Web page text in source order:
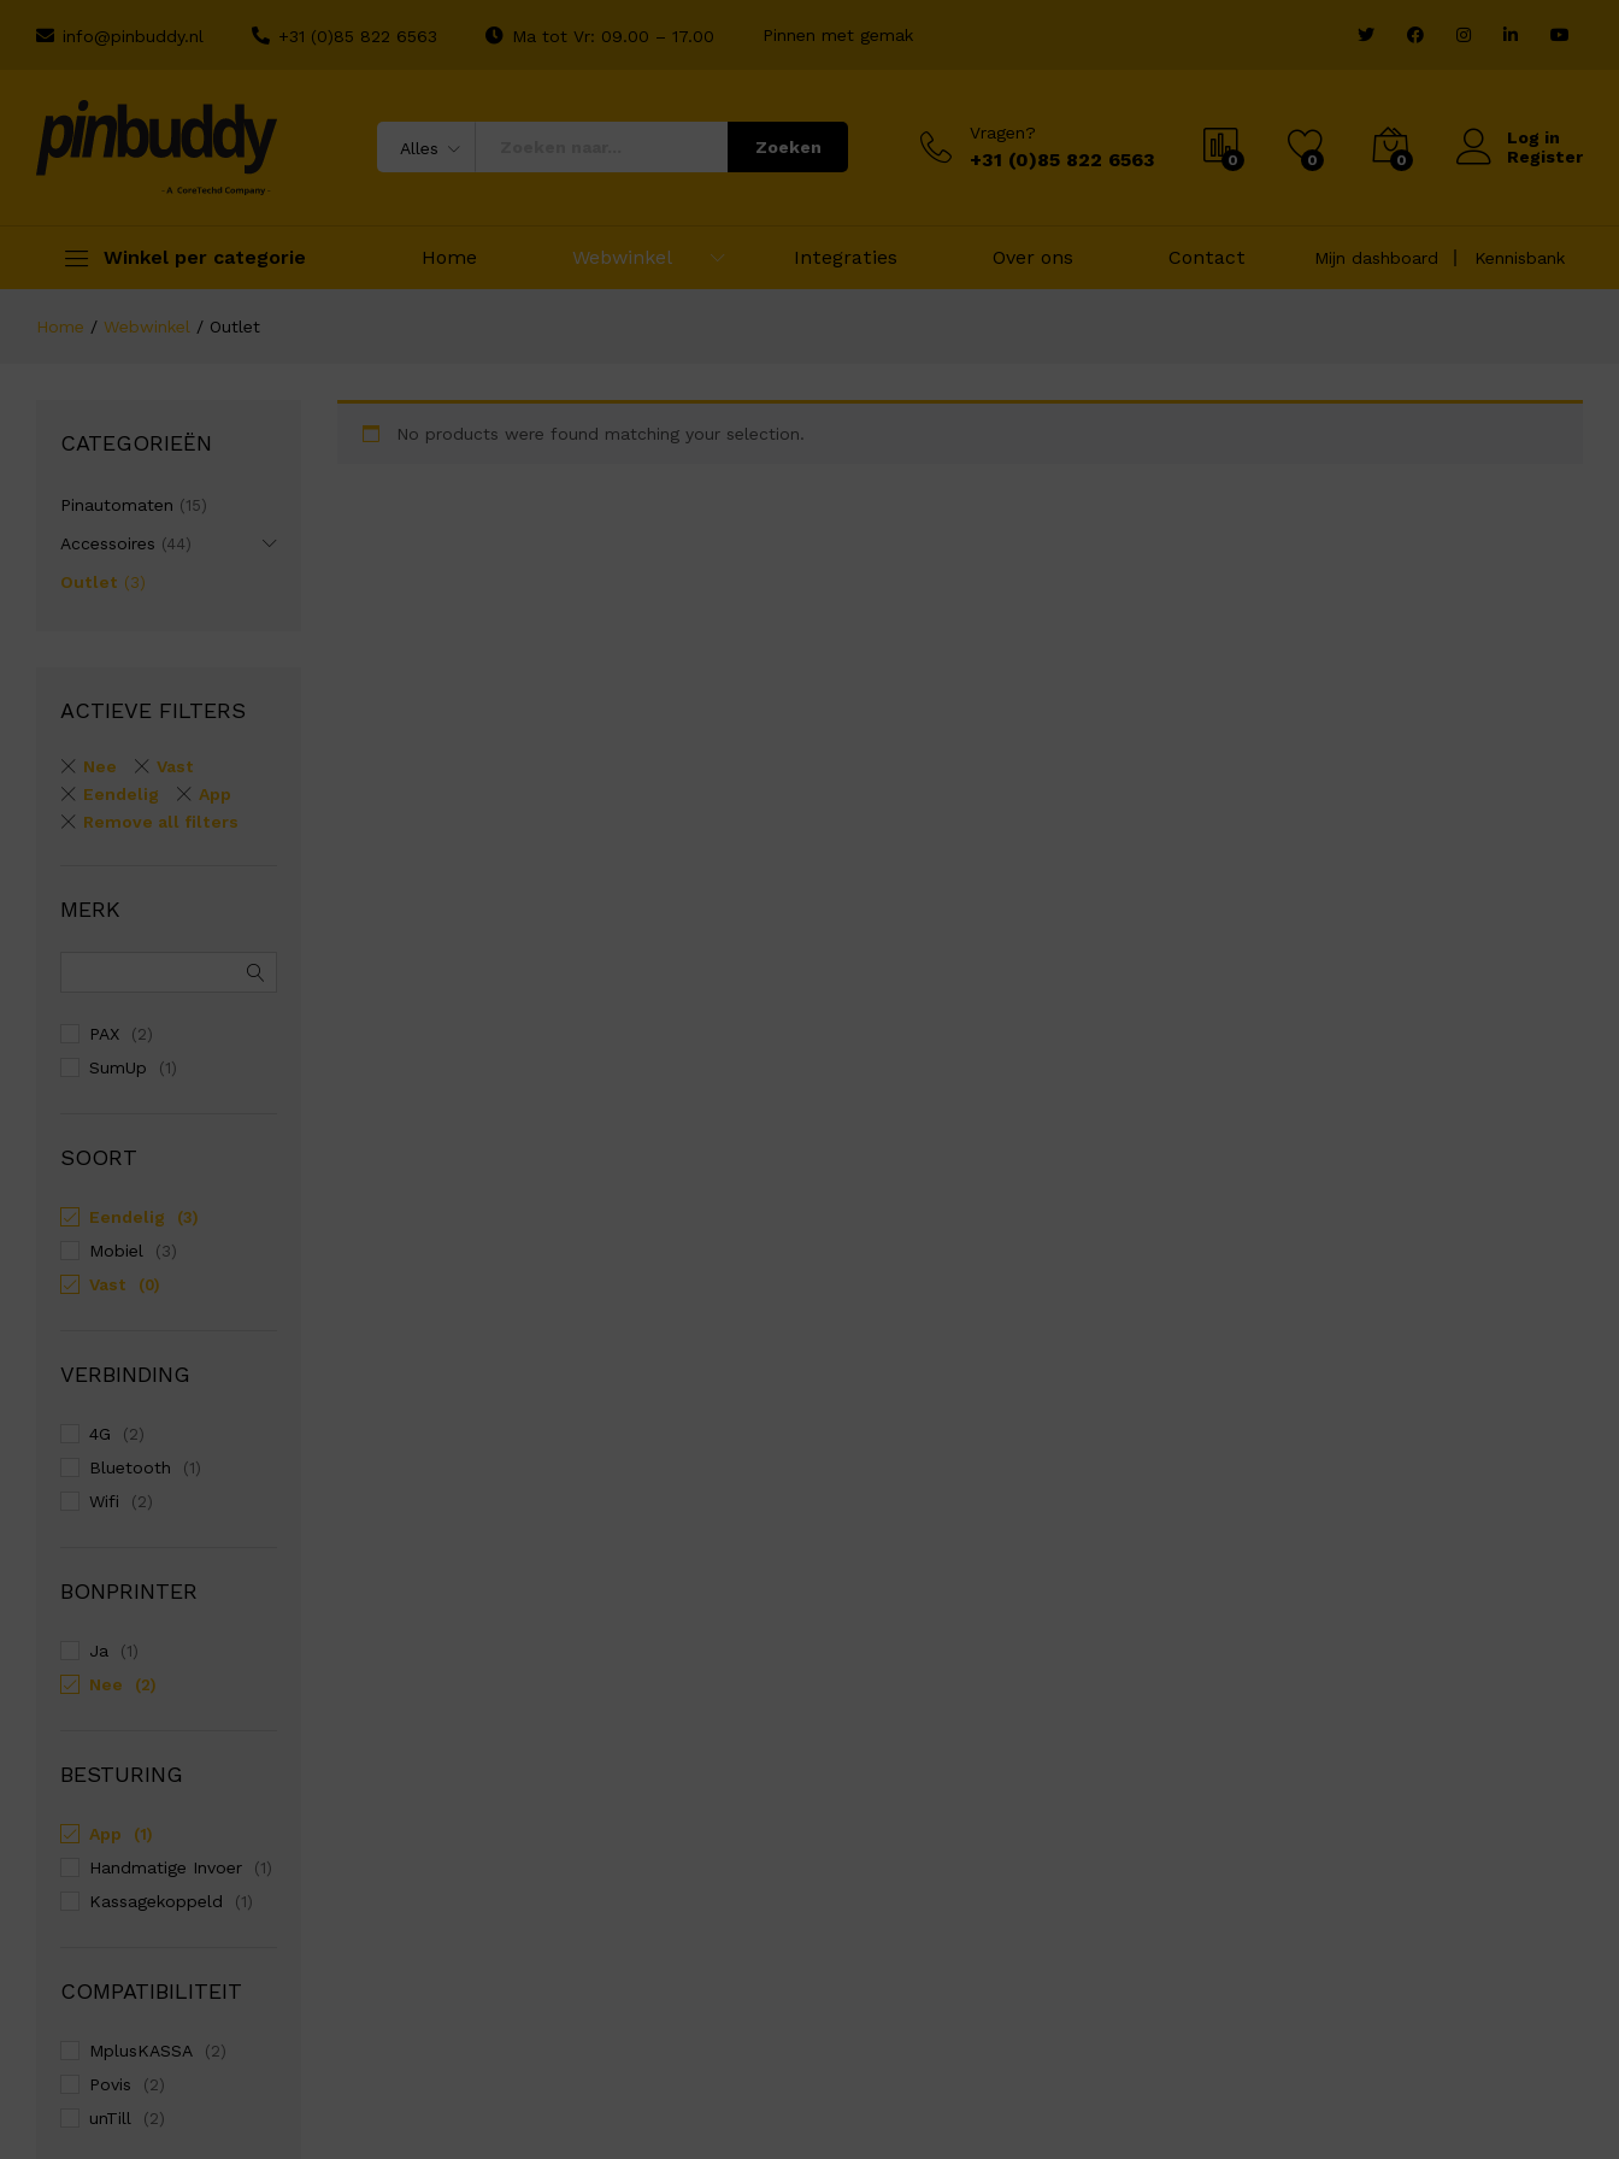
info@pinbuddy.nl +31 (0)85 822 6563 Ma tot Vr: 09.00 – 17.00 Pinnen met gemak
Alles Zoeken
Vragen?
+31 (0)85 822 6563 0 0 0
Log in
Register
Winkel per categorie Home Webwinkel Integraties Over ons Contact Mijn dashboard Kennisbank
Home / Webwinkel / Outlet
No products were found matching your selection.
CATEGORIEËN
Pinautomaten (15)
Accessoires (44)
Outlet (3)
ACTIEVE FILTERS
Nee
Vast
Eendelig
App
Remove all filters
MERK
PAX (2)
SumUp (1)
SOORT
Eendelig (3)
Mobiel (3)
Vast (0)
VERBINDING
4G (2)
Bluetooth (1)
Wifi (2)
BONPRINTER
Ja (1)
Nee (2)
BESTURING
App (1)
Handmatige Invoer (1)
Kassagekoppeld (1)
COMPATIBILITEIT
MplusKASSA (2)
Povis (2)
unTill (2)